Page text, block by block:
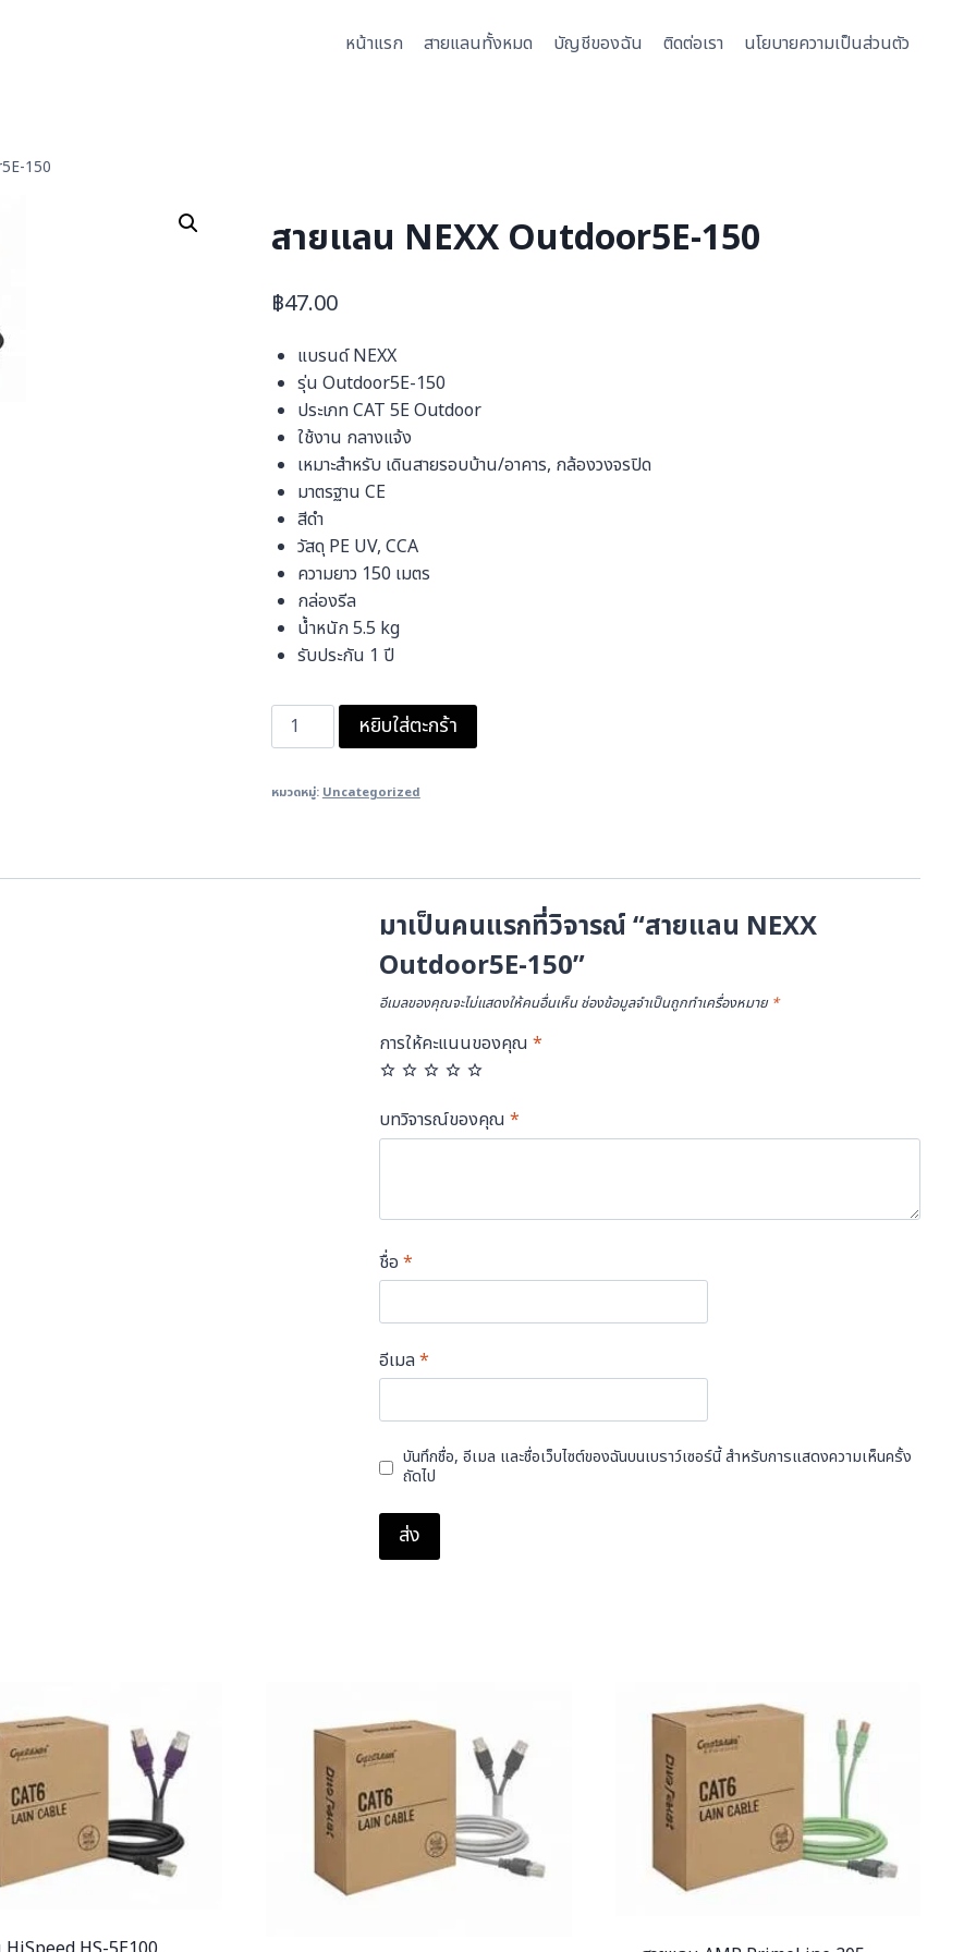
หน้าแรก สายแลนทั้งหมด บัญชีของฉัน ติดต่อเรา นโยบายความเป็นส่วนตัว
150
สายแลน NEXX Outdoor5E-150
฿47.00
แบรนด์ NEXX
รุ่น Outdoor5E-150
ประเภท CAT 5E Outdoor
ใช้งาน กลางแจ้ง
เหมาะสำหรับ เดินสายรอบบ้าน/อาคาร, กล้องวงจรปิด
มาตรฐาน CE
สีดำ
วัสดุ PE UV, CCA
ความยาว 150 เมตร
กล่องรีล
น้ำหนัก 5.5 kg
รับประกัน 1 ปี
จำนวน
สาย
NEXX
ชิ้น
หยิบใส่ตะกร้า
หมวดหมู่: Uncategorized
มาเป็นคนแรกที่วิจารณ์ “สายแลน NEXX
Outdoor5E-150”
อีเมลของคุณจะไม่แสดงให้คนอื่นเห็นช่องข้อมูลจำเป็นถูกทำเครื่องหมาย *
การให้คะแนนของคุณ*
บทวิจารณ์ของคุณ*
ชื่อ*
อีเมล*
บันทึกชื่อ, อีเมล และชื่อเว็บไซต์ของฉันบนเบราว์เซอร์นี้ สำหรับการแสดงความเห็นครั้ง
ถัดไป